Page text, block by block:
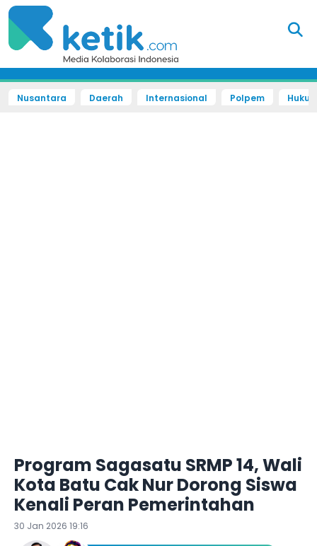
Nusantara Daerah Internasional Polpem
Program Sagasatu SRMP 14, Wali
Kota Batu Cak Nur Dorong Siswa
Kenali Peran Pemerintahan
30 Jan 2026 19:16